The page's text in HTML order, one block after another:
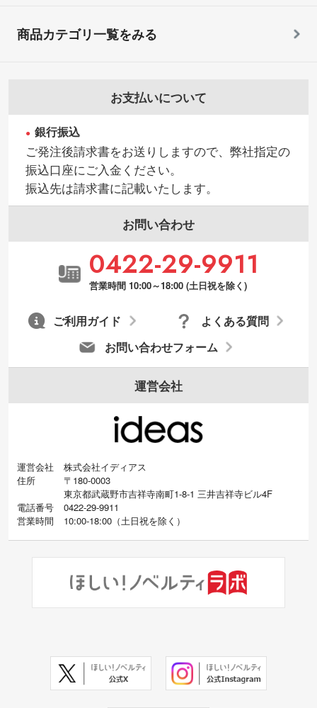
お支払いについて
銀行振込
ご発注後請求書をお送りしますので、弊社指定の
振込口座にご入金ください。
振込先は請求書に記載いたします。
お問い合わせ
0422-29-9911
営業時間 10:00～18:00 (土日祝を除く)
お問い合わせフォーム
よくある質問
ご利用ガイド
運営会社
運営会社
株式会社イディアス
住所
〒180-0003
東京都武蔵野市吉祥寺南町1-8-1 三井吉祥寺ビル4F
電話番号
0422-29-9911
営業時間
10:00-18:00（土日祝を除く）
商品カテゴリ一覧をみる